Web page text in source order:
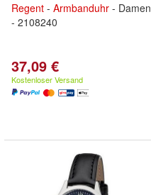
Regent - Armbanduhr - Damen
- 2108240
37,09 €
Kostenloser Versand